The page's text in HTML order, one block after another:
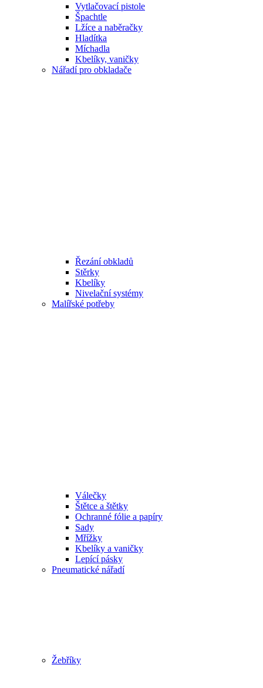
Vytlačovací pistole
Špachtle
Lžíce a naběračky
Hladítka
Míchadla
Kbelíky, vaničky
Nářadí pro obkladače
Řezání obkladů
Stěrky
Kbelíky
Nivelační systémy
Malířské potřeby
Válečky
Štětce a štětky
Ochranné fólie a papíry
Sady
Mřížky
Kbelíky a vaničky
Lepící pásky
Pneumatické nářadí
Žebříky